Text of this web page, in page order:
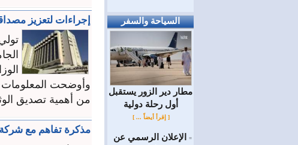
إجراءات لتعزيز
وأوضحت المعلومات
من أهمية تصديق
مذكرة تفاهم مع
السياحة والسفر
مطار دير الزور يستقبل
أول رحلة دولية
[ إقرأ أيضاً ... ]
=
الإعلان الرسمي عن